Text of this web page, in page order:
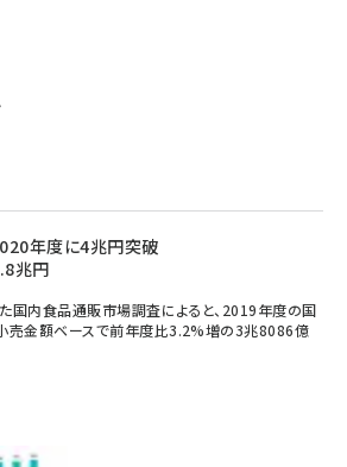
年度に4兆円突破
兆円
国内食品通販市場調査によると、2019年度の国
売金額ベースで前年度比3.2%増の3兆8086億